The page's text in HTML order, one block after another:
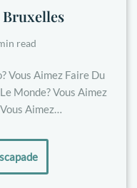
read
Vous Aimez Faire Du
Monde? Vous Aimez
Aimez…